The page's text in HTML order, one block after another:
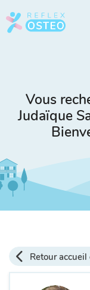
Vous
Judaïque
Retour